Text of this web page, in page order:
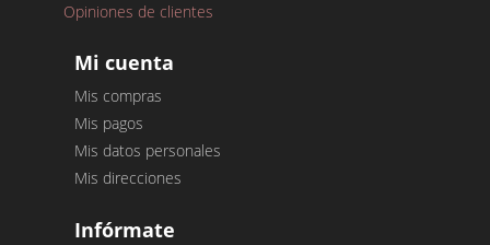
Opiniones de clientes
Mi cuenta
Mis compras
Mis pagos
Mis datos personales
Mis direcciones
Infórmate